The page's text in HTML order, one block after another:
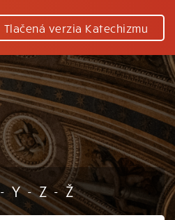
Tlačená verzia Katechizmu
- Y - Z - Ž